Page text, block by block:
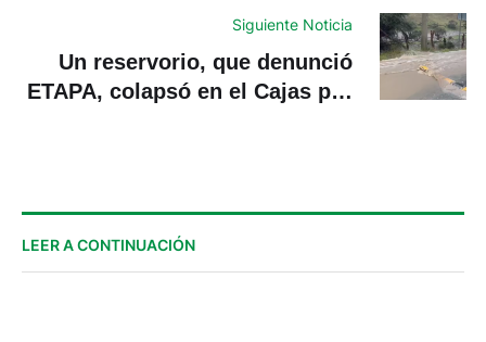
Siguiente Noticia
Un reservorio, que denunció
ETAPA, colapsó en el Cajas por
LEER A CONTINUACIÓN